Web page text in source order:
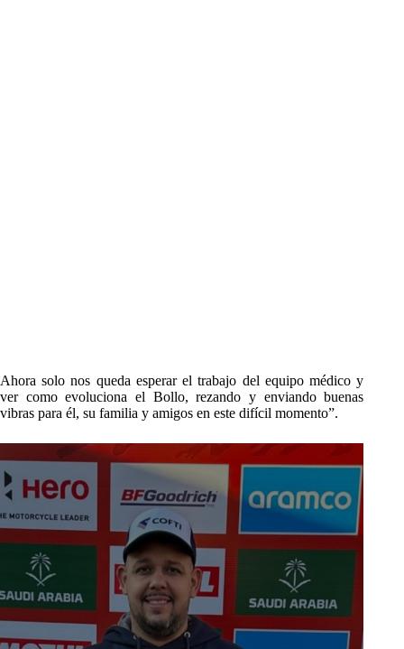
Ahora solo nos queda esperar el trabajo del equipo médico y
ver como evoluciona el Bollo, rezando y enviando buenas
vibras para él, su familia y amigos en este difícil momento”.